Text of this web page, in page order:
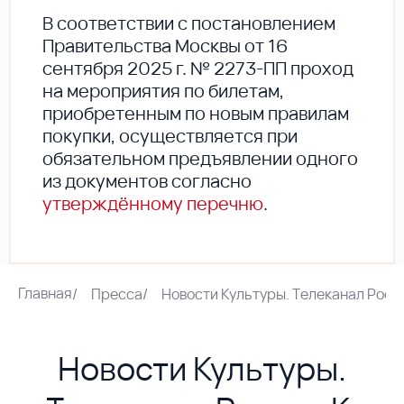
В соответствии с постановлением
Правительства Москвы от 16
сентября 2025 г. № 2273-ПП проход
на мероприятия по билетам,
приобретенным по новым правилам
покупки, осуществляется при
обязательном предъявлении одного
из документов согласно
утверждённому перечню.
Главная/ Пресса/ Новости Культуры. Телеканал
Новости Культуры.